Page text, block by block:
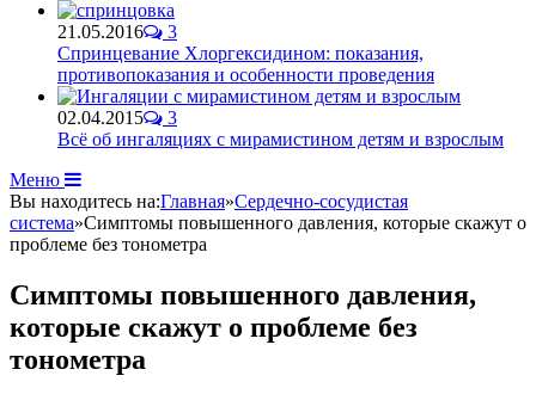
21.05.2016
3
Спринцевание Хлоргексидином: показания,
противопоказания и особенности проведения
02.04.2015
3
Всё об ингаляциях с мирамистином детям и взрослым
Меню
Вы находитесь на:Главная»Сердечно-сосудистая
система»Симптомы повышенного давления, которые скажут о
проблеме без тонометра
Симптомы повышенного давления,
которые скажут о проблеме без
тонометра